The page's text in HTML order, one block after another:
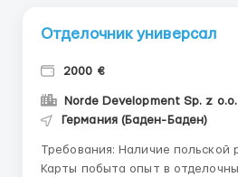
Отделочник универсал
2000 €
Norde Development Sp. z o.o.
Германия (Баден-Баден)
Требования: Наличие польской рабочей визы или
Карты побыта опыт в отделочных работах не менее